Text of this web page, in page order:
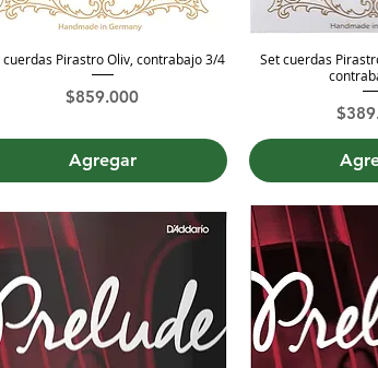
Vista rápida
cuerdas Pirastro Oliv, contrabajo 3/4
Precio
$859.000
Agregar
Vista
Set cuerdas